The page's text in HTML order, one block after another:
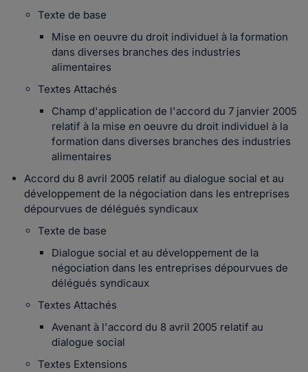
Texte de base
Mise en oeuvre du droit individuel à la formation
dans diverses branches des industries
alimentaires
Textes Attachés
Champ d'application de l'accord du 7 janvier 2005
relatif à la mise en oeuvre du droit individuel à la
formation dans diverses branches des industries
alimentaires
Accord du 8 avril 2005 relatif au dialogue social et au
développement de la négociation dans les entreprises
dépourvues de délégués syndicaux
Texte de base
Dialogue social et au développement de la
négociation dans les entreprises dépourvues de
délégués syndicaux
Textes Attachés
Avenant à l'accord du 8 avril 2005 relatif au
dialogue social
Textes Extensions